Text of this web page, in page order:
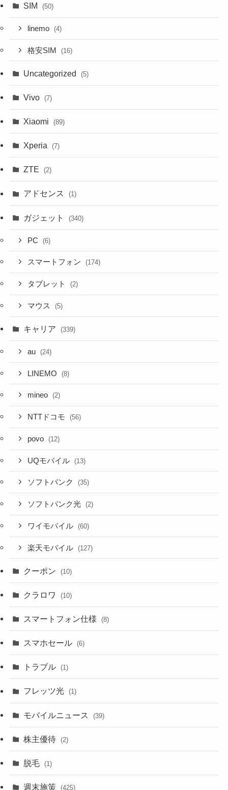
SIM (50)
linemo (4)
格安SIM (16)
Uncategorized (5)
Vivo (7)
Xiaomi (89)
Xperia (7)
ZTE (2)
アドセンス (1)
ガジェット (340)
PC (6)
スマートフォン (174)
タブレット (2)
マウス (5)
キャリア (339)
au (24)
LINEMO (8)
mineo (2)
NTTドコモ (56)
povo (12)
UQモバイル (13)
ソフトバンク (35)
ソフトバンク光 (2)
ワイモバイル (60)
楽天モバイル (127)
クーポン (10)
クラロワ (10)
スマートフォン仕様 (8)
スマホセール (6)
トラブル (1)
フレッツ光 (1)
モバイルニュース (39)
株主優待 (2)
脱毛 (1)
週末施策 (425)